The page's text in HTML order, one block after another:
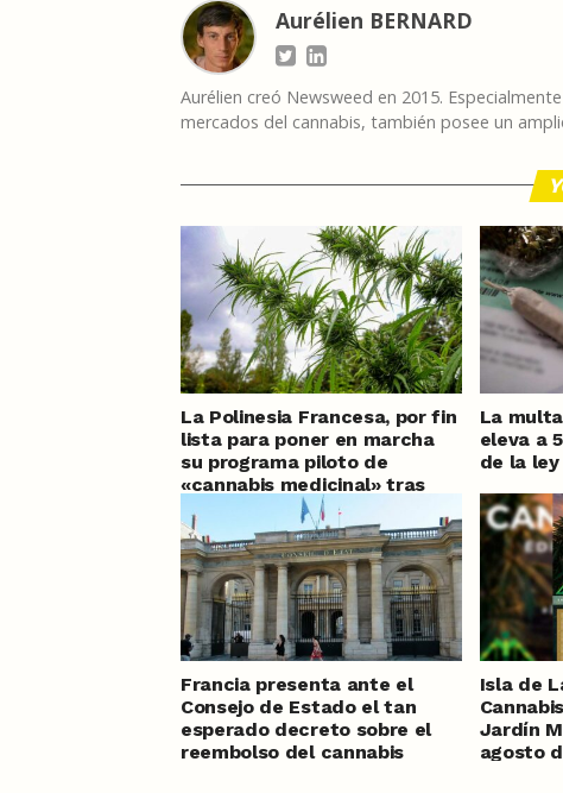
Aurélien BERNARD
Aurélien creó Newsweed en 2015.
mercados del cannabis, también posee un
La Polinesia Francesa, por fin
lista para poner en marcha
su programa piloto de
«cannabis medicinal» tras
meses de retraso
La
eleva a
de la ley
Francia presenta ante el
Consejo de Estado el tan
esperado decreto sobre el
reembolso del cannabis
Isla de
Jardín
agosto